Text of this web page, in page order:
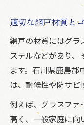
適切な網戸材質と
網戸の材質にはグラ
ステルなどがあり、
ます。石川県鹿島
は、耐候性や防サビ
例えば、グラスファ
高く、一般家庭に向